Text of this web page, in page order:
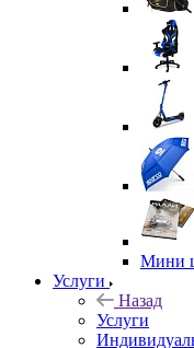
Мини
Услуги
Назад
Услуги